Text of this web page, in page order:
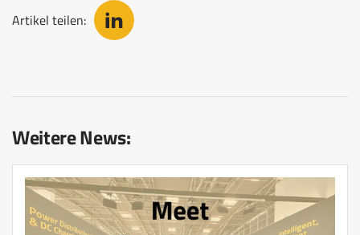
Artikel teilen:
Weitere News: